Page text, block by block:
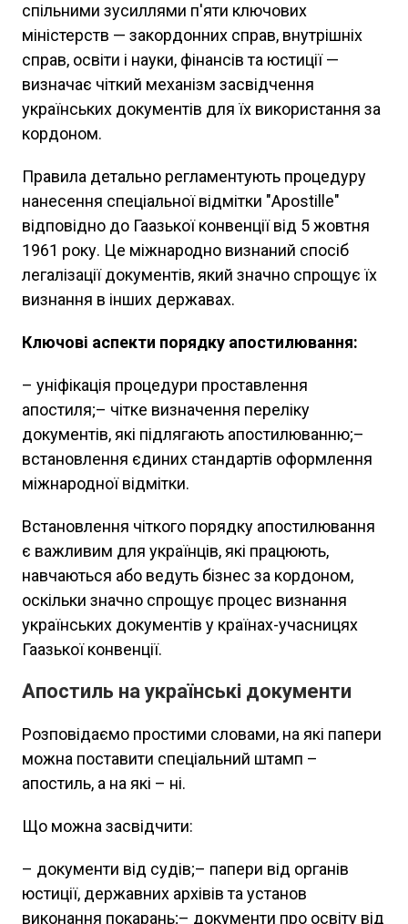
спільними зусиллями п'яти ключових
міністерств — закордонних справ, внутрішніх
справ, освіти і науки, фінансів та юстиції —
визначає чіткий механізм засвідчення
українських документів для їх використання за
кордоном.
Правила детально регламентують процедуру
нанесення спеціальної відмітки "Apostille"
відповідно до Гаазької конвенції від 5 жовтня
1961 року. Це міжнародно визнаний спосіб
легалізації документів, який значно спрощує їх
визнання в інших державах.
Ключові аспекти порядку апостилювання:
– уніфікація процедури проставлення
апостиля;– чітке визначення переліку
документів, які підлягають апостилюванню;–
встановлення єдиних стандартів оформлення
міжнародної відмітки.
Встановлення чіткого порядку апостилювання
є важливим для українців, які працюють,
навчаються або ведуть бізнес за кордоном,
оскільки значно спрощує процес визнання
українських документів у країнах-учасницях
Гаазької конвенції.
Апостиль на українські документи
Розповідаємо простими словами, на які папери
можна поставити спеціальний штамп –
апостиль, а на які – ні.
Що можна засвідчити:
– документи від судів;– папери від органів
юстиції, державних архівів та установ
виконання покарань;– документи про освіту від